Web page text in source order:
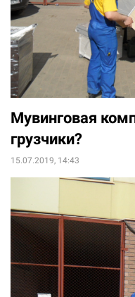
Мувинговая
грузчики?
15.07.2019, 14:43